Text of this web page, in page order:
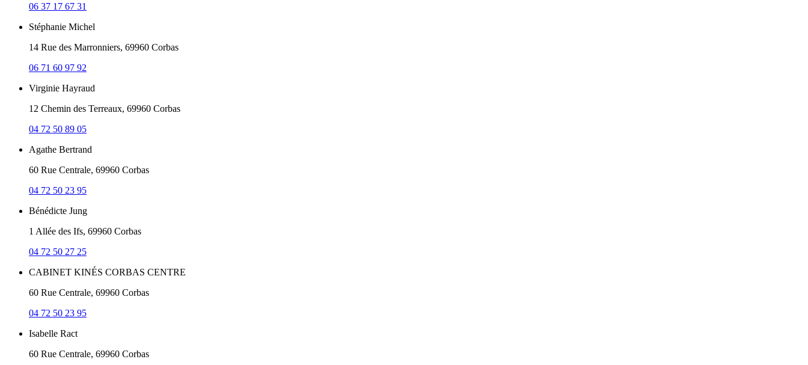
06 37 17 67 31
Stéphanie Michel
14 Rue des Marronniers, 69960 Corbas
06 71 60 97 92
Virginie Hayraud
12 Chemin des Terreaux, 69960 Corbas
04 72 50 89 05
Agathe Bertrand
60 Rue Centrale, 69960 Corbas
04 72 50 23 95
Bénédicte Jung
1 Allée des Ifs, 69960 Corbas
04 72 50 27 25
CABINET KINÉS CORBAS CENTRE
60 Rue Centrale, 69960 Corbas
04 72 50 23 95
Isabelle Ract
60 Rue Centrale, 69960 Corbas